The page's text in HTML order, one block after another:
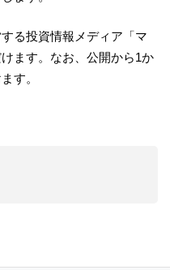
る投資情報メディア「マ
ます。なお、公開から1か
す。